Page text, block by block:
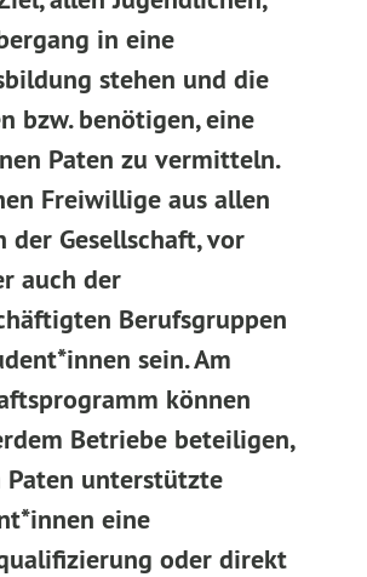
in eine
stehen und die
bzw. benötigen, eine
Paten zu vermitteln.
Freiwillige aus allen
der Gesellschaft, vor
auch der
Berufsgruppen
sein. Am
können
Betriebe beteiligen,
Paten unterstützte
eine
oder direkt